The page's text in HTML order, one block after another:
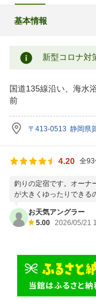
基本情報
新型コロナ対
国道135線沿い、海水
前
〒413-0513 静岡県
4.20 全93
釣りの定宿です。オーナ
が大きくゆったりできる
お天気アングラー
5.00 2026/05/21